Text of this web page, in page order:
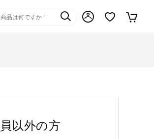
以外の方